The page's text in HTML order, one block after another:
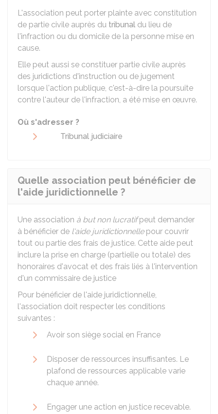
L'association peut porter plainte avec constitution
de partie civile auprès du tribunal du lieu de
l'infraction ou du domicile de la personne mise en
cause.
Elle peut aussi se constituer partie civile auprès
des juridictions d'instruction ou de jugement
lorsque l'action publique, c'est-à-dire la poursuite
contre l'auteur de l'infraction, a été mise en œuvre.
Où s'adresser ?
Tribunal judiciaire
Quelle association peut bénéficier de
l'aide juridictionnelle ?
Une association à but non lucratifpeut demander
à bénéficier de l'aide juridictionnellepour couvrir
tout ou partie des frais de justice. Cette aide peut
inclure la prise en charge (partielle ou totale) des
honoraires d'avocat et des frais liés à l'intervention
d'un commissaire de justice
Pour bénéficier de l'aide juridictionnelle,
l'association doit respecter les conditions
suivantes :
Avoir son siège social en France
Disposer de ressources insuffisantes. Le
plafond de ressources applicable varie
chaque année.
Engager une action en justice recevable.